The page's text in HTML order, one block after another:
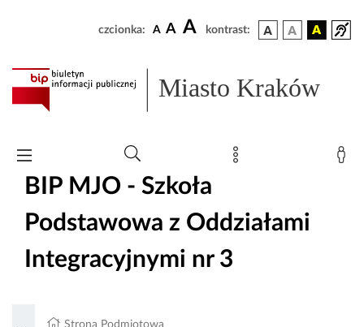
czcionka: A A A kontrast:
Miasto Kraków
BIP MJO - Szkoła
Podstawowa z Oddziałami
Integracyjnymi nr 3